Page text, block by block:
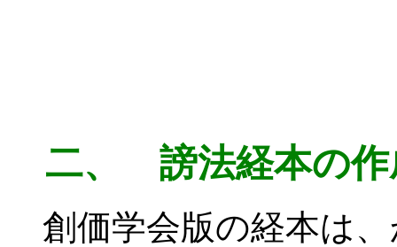
二、 謗法経本の作
創価学会版の経本は